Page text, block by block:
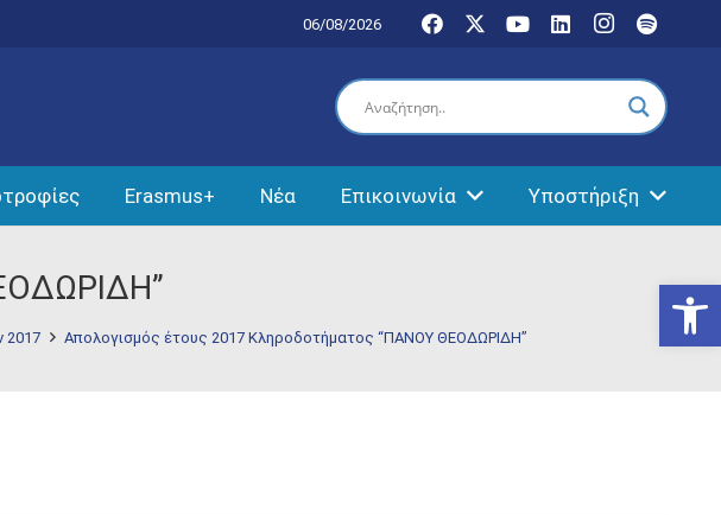
06/08/2026
Erasmus+ Νέα Επικοινωνία Υποστήριξη
2017 Απολογισμός έτους 2017 Κληροδοτήματος “ΠΑΝΟΥ ΘΕΟΔΩΡΙΔΗ”